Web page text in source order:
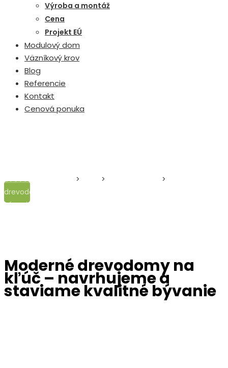
Výroba a montáž
Cena
Projekt EÚ
Modulový dom
Väzníkový krov
Blog
Referencie
Kontakt
Cenová ponuka
Drevodom Zvolen > > >
drevodomy na kľúč – navrhujeme a staviame kvalitné
bývanie
Moderné drevodomy na
kľúč – navrhujeme a
staviame kvalitné bývanie